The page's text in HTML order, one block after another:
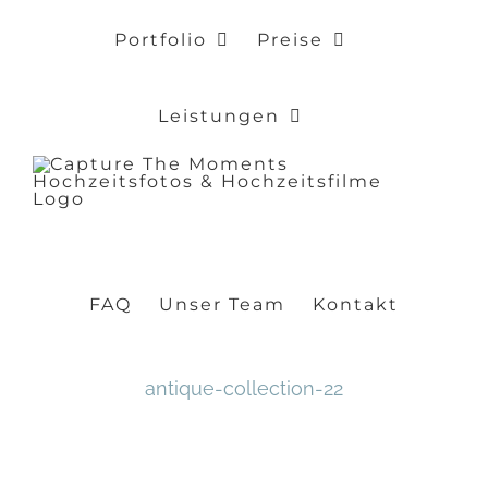
Portfolio Preise
Leistungen
FAQ Unser Team Kontakt
antique-collection-22